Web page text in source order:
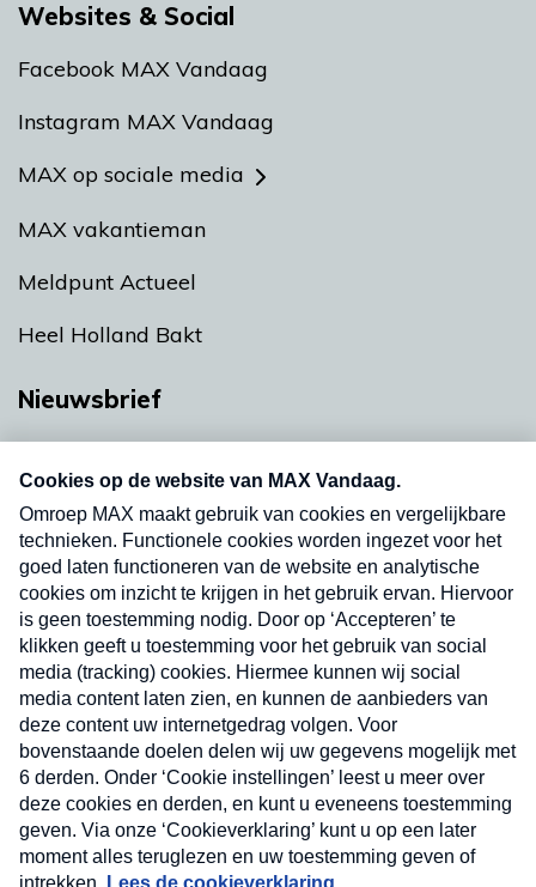
Websites & Social
Facebook MAX Vandaag
Instagram MAX Vandaag
MAX op sociale media
MAX vakantieman
Meldpunt Actueel
Heel Holland Bakt
Nieuwsbrief
Neem hier een gratis abonnement op onze
nieuwsbrief. Elke vrijdag- en dinsdagochtend in
uw mailbox.
Verzend
Nieuwsbrief
Neem hier een gratis abonnement op onze
nieuwsbrief. Elke vrijdag- en dinsdagochtend in uw